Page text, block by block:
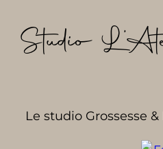
contenu
Studio
Le studio Grossesse